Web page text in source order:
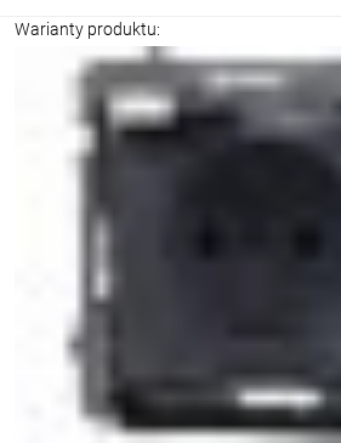
Warianty produktu: